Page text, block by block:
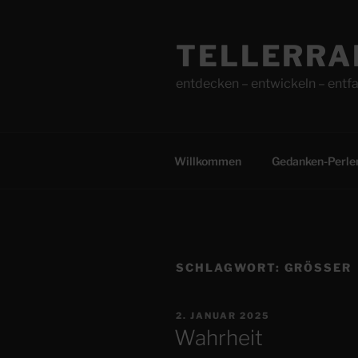
entdecken – entwickeln –
Willkommen Gedanken-
SCHLAGWORT: GRÖSSER
VERÖFFENTLICHT
2. JANUAR 2025
Wahrheit